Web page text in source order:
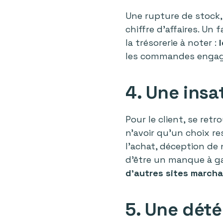
Une rupture de
chiffre d’affaires. Un
la trésorerie à noter :
les commandes
4. Une
Pour le client, se
n’avoir qu’un choix
l’achat, déception
d'être un manque à
d'autres sites
5. Une